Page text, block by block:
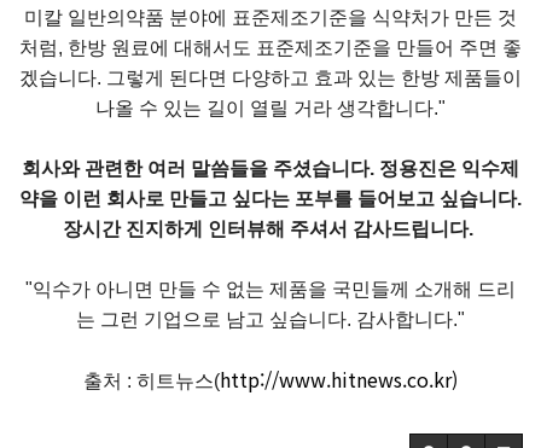
미칼 일반의약품 분야에 표준제조기준을 식약처가 만든 것
처럼, 한방 원료에 대해서도 표준제조기준을 만들어 주면 좋
겠습니다. 그렇게 된다면 다양하고 효과 있는 한방 제품들이
나올 수 있는 길이 열릴 거라 생각합니다."
회사와 관련한 여러 말씀들을 주셨습니다. 정용진은 익수제
약을 이런 회사로 만들고 싶다는 포부를 들어보고 싶습니다.
장시간 진지하게 인터뷰해 주셔서 감사드립니다.
"익수가 아니면 만들 수 없는 제품을 국민들께 소개해 드리
는 그런 기업으로 남고 싶습니다. 감사합니다."
출처 : 히트뉴스(http://www.hitnews.co.kr)